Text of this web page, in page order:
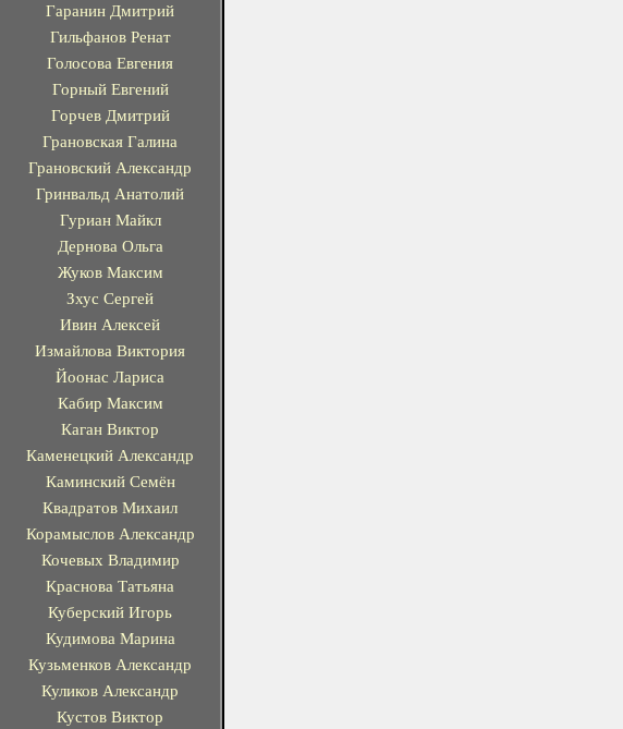
Гаранин Дмитрий
Гильфанов Ренат
Голосова Евгения
Горный Евгений
Горчев Дмитрий
Грановская Галина
Грановский Александр
Гринвальд Анатолий
Гуриан Майкл
Дернова Ольга
Жуков Максим
Зхус Сергей
Ивин Алексей
Измайлова Виктория
Йоонас Лариса
Кабир Максим
Каган Виктор
Каменецкий Александр
Каминский Семён
Квадратов Михаил
Корамыслов Александр
Кочевых Владимир
Краснова Татьяна
Куберский Игорь
Кудимова Марина
Кузьменков Александр
Куликов Александр
Кустов Виктор